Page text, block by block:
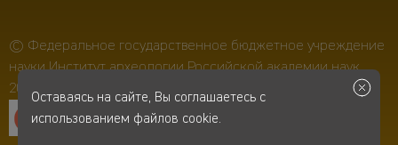
© Федеральное государственное бюджетное учреждение
науки Институт археологии Российской академии наук,
2006–2026
Оставаясь на сайте, Вы соглашаетесь с
использованием файлов cookie.